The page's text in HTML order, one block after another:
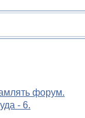
форум.
- 6.